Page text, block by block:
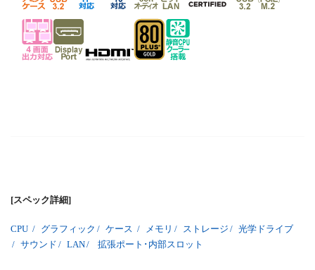
[スペック詳細]
CPU / グラフィック / ケース / メモリ / ストレージ / 光学ドライブ
/ サウンド / LAN/ 拡張ポート･内部スロット